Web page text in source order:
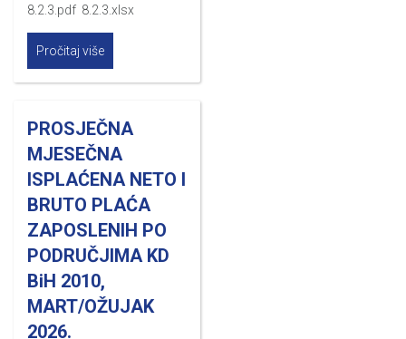
8.2.3.pdf 8.2.3.xlsx
Pročitaj više
PROSJEČNA
MJESEČNA
ISPLAĆENA NETO I
BRUTO PLAĆA
ZAPOSLENIH PO
PODRUČJIMA KD
BiH 2010,
MART/OŽUJAK
2026.